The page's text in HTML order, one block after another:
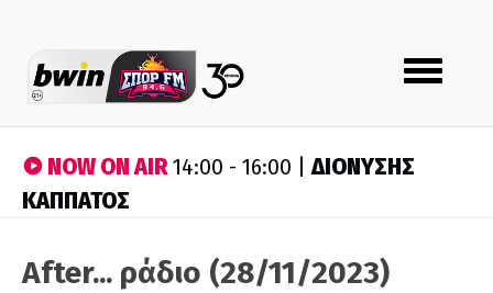
Toggle
navigation
NOW ON AIR14:00 - 16:00 |ΔΙΟΝΥΣΗΣ
ΚΑΠΠΑΤΟΣ
After... ράδιο (28/11/2023)